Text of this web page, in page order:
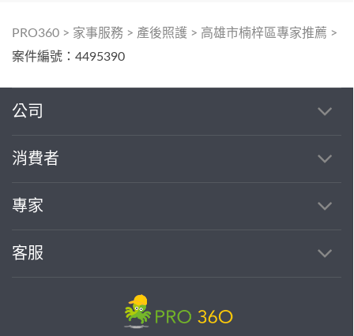
PRO360 > 家事服務 > 產後照護 > 高雄市楠梓區專家推薦 >
案件編號：4495390
公司
消費者
專家
客服